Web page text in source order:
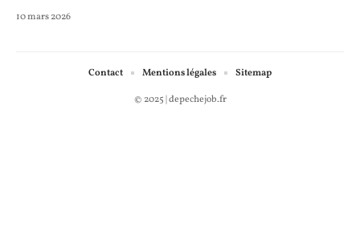
10 mars 2026
© 2025 | depechejob.fr
Contact Mentions légales Sitemap